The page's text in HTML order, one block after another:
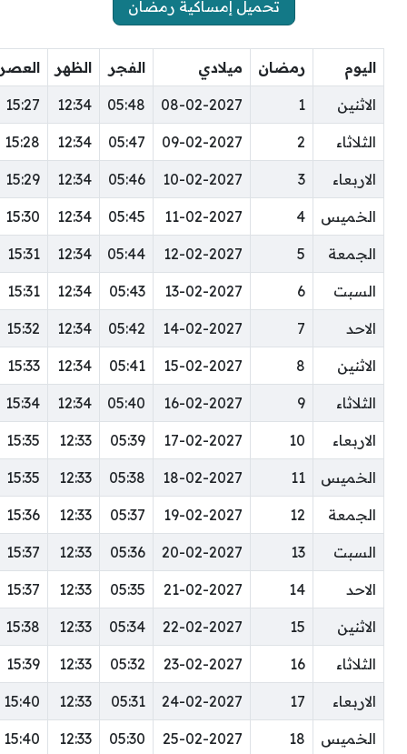
تحميل إمساكية رمضان
اليوم رمضان ميلادي الفجر الظهر العصر
الاثنين 1
08-02-2027
05:48
12:34
15:27
الثلاثاء 2
09-02-2027
05:47
12:34
15:28
الاربعاء 3
10-02-2027
05:46
12:34
15:29
الخميس 4
11-02-2027
05:45
12:34
15:30
الجمعة 5
12-02-2027
05:44
12:34
15:31
السبت 6
13-02-2027
05:43
12:34
15:31
الاحد 7
14-02-2027
05:42
12:34
15:32
الاثنين 8
15-02-2027
05:41
12:34
15:33
الثلاثاء 9
16-02-2027
05:40
12:34
15:34
الاربعاء 10
17-02-2027
05:39
12:33
15:35
الخميس 11
18-02-2027
05:38
12:33
15:35
الجمعة 12
19-02-2027
05:37
12:33
15:36
السبت 13
20-02-2027
05:36
12:33
15:37
الاحد 14
21-02-2027
05:35
12:33
15:37
الاثنين 15
22-02-2027
05:34
12:33
15:38
الثلاثاء 16
23-02-2027
05:32
12:33
15:39
الاربعاء 17
24-02-2027
05:31
12:33
15:40
الخميس 18
25-02-2027
05:30
12:33
15:40